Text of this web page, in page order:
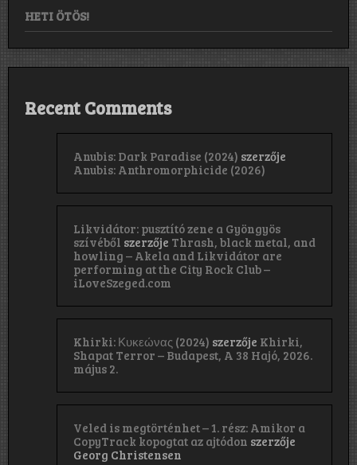
HETI ÖTÖS!
Recent Comments
Anubis: Dark Paradise (2024) szerzője
Anubis: Anthromorphicide (2026)
Likvidátor: pusztító zene a Gyöngyös
szívéből szerzője Thrash, black metal, and
howling – Akela and Likvidátor are
performing at the City Rock Club –
iLoveSzeged.com
Khirki: Κ​υ​κ​ε​ώ​ν​α​ς (2024) szerzője Khirki,
Shapat Terror – Budapest, A 38 Hajó, 2026.
május 2.
Veled is megtörténhet – 1. rész: Amikor a
CopyTrack kopogtat az ajtódon szerzője
Georg Christensen